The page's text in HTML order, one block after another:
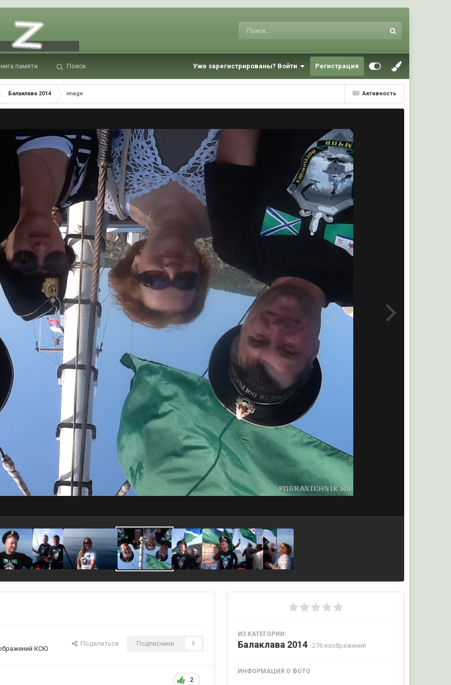
памяти Поиск Уже зарегистрированы? Войти Регистрация
Активность
Балаклава 2014 image
КСЮ
Поделиться Подписчики 0
2
ИЗ КАТЕГОРИИ:
Балаклава 2014 · 276 изображений
ИНФОРМАЦИЯ О ФОТО